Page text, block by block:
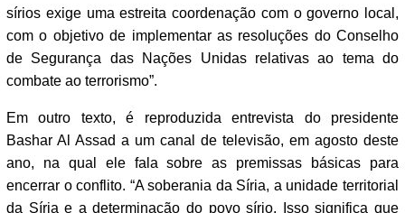
sírios exige uma estreita coordenação com o governo local,
com o objetivo de implementar as resoluções do Conselho
de Segurança das Nações Unidas relativas ao tema do
combate ao terrorismo”.
Em outro texto, é reproduzida entrevista do presidente
Bashar Al Assad a um canal de televisão, em agosto deste
ano, na qual ele fala sobre as premissas básicas para
encerrar o conflito. “A soberania da Síria, a unidade territorial
da Síria e a determinação do povo sírio. Isso significa que